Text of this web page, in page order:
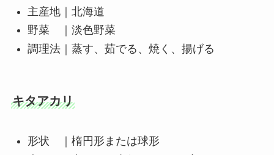
主産地｜北海道
野菜 ｜淡色野菜
調理法｜蒸す、茹でる、焼く、揚げる
キタアカリ
形状 ｜楕円形または球形